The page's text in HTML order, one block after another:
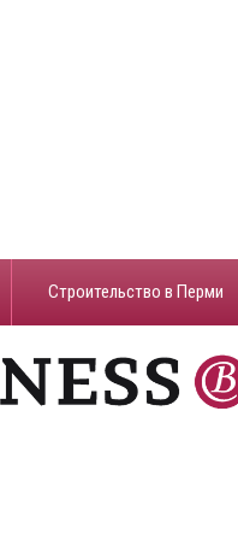
Строительство в Перми